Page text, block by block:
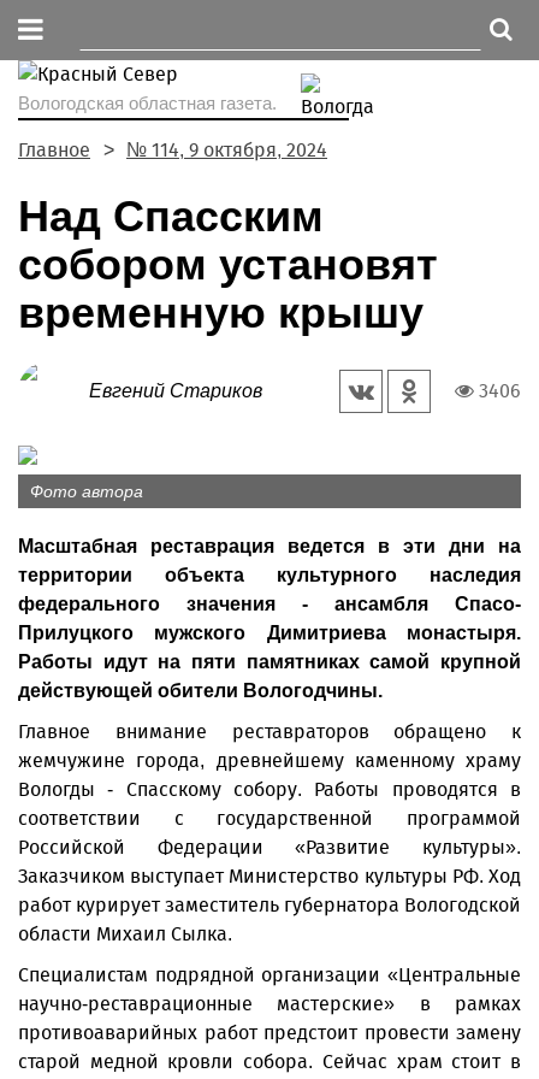
Вологодская областная газета.
Главное № 114, 9 октября, 2024
Над Спасским
собором установят
временную крышу
Евгений Стариков 3406
Фото автора
Масштабная реставрация ведется в эти дни на
территории объекта культурного наследия
федерального значения - ансамбля Спасо-
Прилуцкого мужского Димитриева монастыря.
Работы идут на пяти памятниках самой крупной
действующей обители Вологодчины.
Главное внимание реставраторов обращено к
жемчужине города, древнейшему каменному храму
Вологды - Спасскому собору. Работы проводятся в
соответствии с государственной программой
Российской Федерации «Развитие культуры».
Заказчиком выступает Министерство культуры РФ. Ход
работ курирует заместитель губернатора Вологодской
области Михаил Сылка.
Специалистам подрядной организации «Центральные
научно-реставрационные мастерские» в рамках
противоаварийных работ предстоит провести замену
старой медной кровли собора. Сейчас храм стоит в